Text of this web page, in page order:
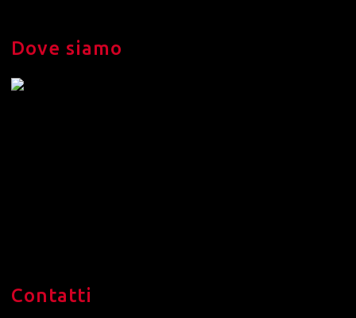
Dove siamo
Contatti